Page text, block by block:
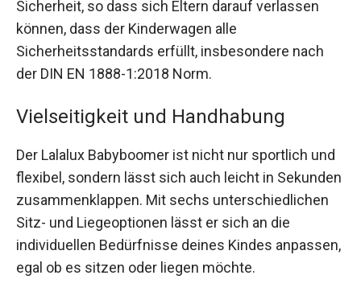
Sicherheit, so dass sich Eltern darauf verlassen
können, dass der Kinderwagen alle
Sicherheitsstandards erfüllt, insbesondere nach
der DIN EN 1888-1:2018 Norm.
Vielseitigkeit und Handhabung
Der Lalalux Babyboomer ist nicht nur sportlich und
flexibel, sondern lässt sich auch leicht in Sekunden
zusammenklappen. Mit sechs unterschiedlichen
Sitz- und Liegeoptionen lässt er sich an die
individuellen Bedürfnisse deines Kindes anpassen,
egal ob es sitzen oder liegen möchte.